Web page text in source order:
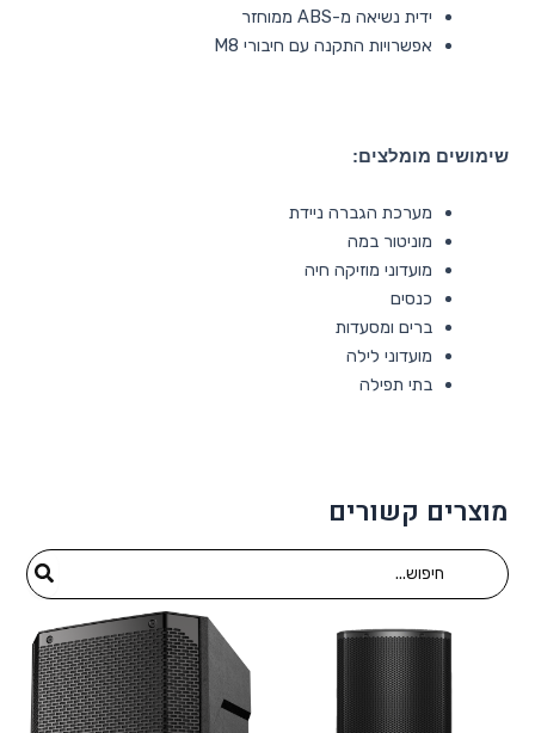
ידית נשיאה מ-ABS ממוחזר
אפשרויות התקנה עם חיבורי M8
שימושים מומלצים:
מערכת הגברה ניידת
מוניטור במה
מועדוני מוזיקה חיה
כנסים
ברים ומסעדות
מועדוני לילה
בתי תפילה
מוצרים קשורים
for: